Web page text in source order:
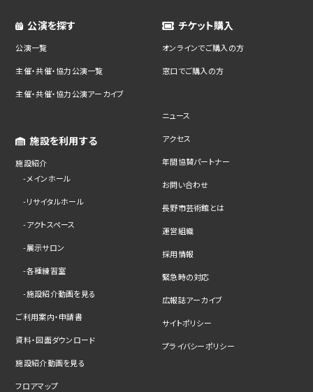
公演を探す
公演一覧
主催・共催・協力公演一覧
主催・共催・協力公演アーカイブ
施設を利用する
施設紹介
メインホール
リサイタルホール
アクトスペース
展示サロン
各種練習室
施設紹介動画を見る
ご利用案内・申請書
資料・図面ダウンロード
施設紹介動画を見る
フロアマップ
チケット購入
オンラインでご購入の方
窓口でご購入の方
ニュース
アクセス
年間協賛パートナー
お問い合わせ
長野市芸術館とは
運営組織
採用情報
緊急時の対応
広報誌アーカイブ
サイトポリシー
プライバシーポリシー